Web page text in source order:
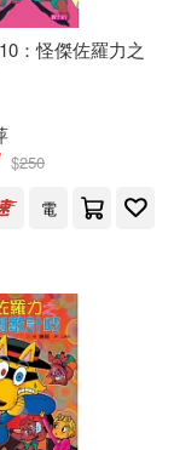
：怪傑佐羅力之
$250
電